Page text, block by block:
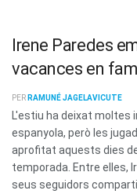
Irene Paredes
vacances en
PER RAMUNÉ JAGELAVICUTE
L'estiu ha deixat
espanyola, però les
aprofitat aquests dies
temporada. Entre elles,
seus seguidors